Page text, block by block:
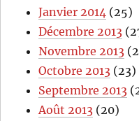
Janvier 2014 (25)
Décembre 2013
Novembre 2013
Octobre 2013 (23)
Septembre 2013
Août 2013 (20)